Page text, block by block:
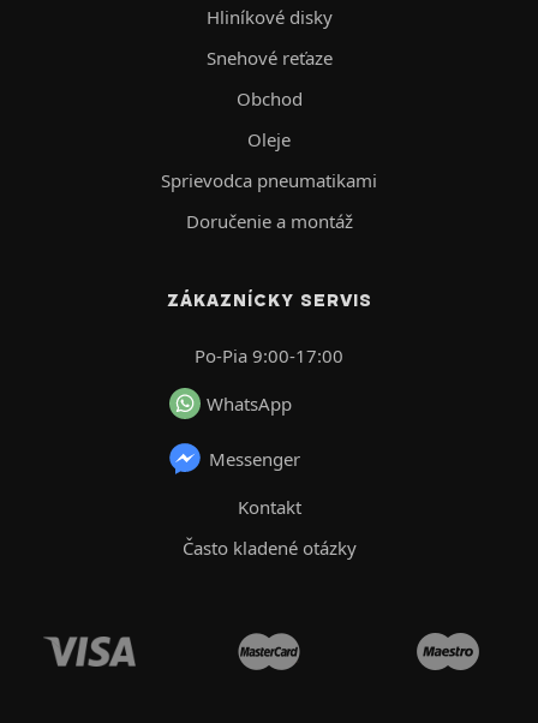
Hliníkové disky
Snehové reťaze
Obchod
Oleje
Sprievodca pneumatikami
Doručenie a montáž
ZÁKAZNÍCKY SERVIS
Po-Pia 9:00-17:00
WhatsApp
Messenger
Kontakt
Často kladené otázky